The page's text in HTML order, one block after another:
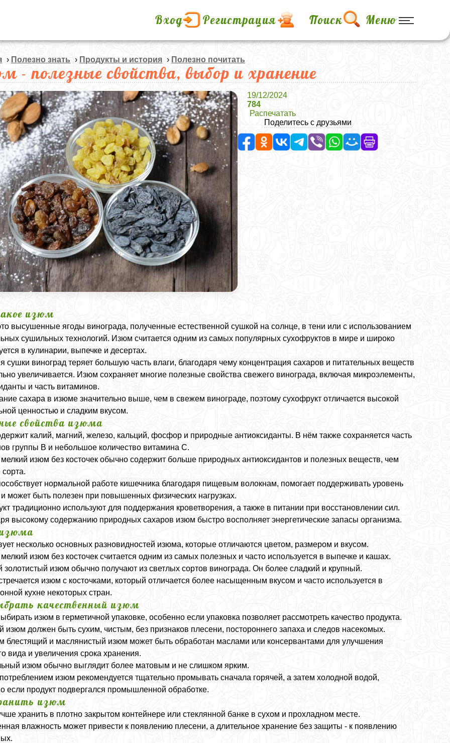
Вход Регистрация Поиск Меню
› Полезно знать › Продукты и история › Полезно почитать
- полезные свойства, выбор и хранение
19/12/2024
784
Распечатать
Поделитесь с друзьями
изюм
высушенные ягоды винограда, полученные естественной сушкой на солнце, в тени или с использованием
сушильных технологий. Изюм считается одним из самых популярных сухофруктов в мире и широко
в кулинарии, выпечке и десертах.
сушки виноград теряет большую часть влаги, благодаря чему концентрация сахаров и питательных веществ
увеличивается. Изюм сохраняет многие полезные свойства свежего винограда, включая микроэлементы,
и часть витаминов.
сахара в изюме значительно выше, чем в свежем винограде, поэтому сухофрукт отличается высокой
ценностью и сладким вкусом.
свойства изюма
калий, магний, железо, кальций, фосфор и природные антиоксиданты. В нём также сохраняется часть
группы B и небольшое количество витамина C.
изюм без косточек обычно содержит больше природных антиоксидантов и полезных веществ, чем
нормальной работе кишечника благодаря пищевым волокнам, помогает поддерживать уровень
и может быть полезен при повышенных физических нагрузках.
традиционно используют для поддержания кроветворения, а также в питании при восстановлении сил.
высокому содержанию природных сахаров изюм быстро восполняет энергетические запасы организма.
несколько основных разновидностей изюма, которые отличаются цветом, размером и вкусом.
изюм без косточек считается одним из самых полезных и часто используется в выпечке и кашах.
золотистый изюм обычно получают из светлых сортов винограда. Он более сладкий и крупный.
изюм с косточками, который отличается более насыщенным вкусом и часто используется в
кухне некоторых стран.
качественный изюм
изюм в герметичной упаковке, особенно если упаковка позволяет рассмотреть качество продукта.
изюм должен быть сухим, чистым, без признаков плесени, постороннего запаха и следов насекомых.
блестящий и маслянистый изюм может быть обработан маслами или консервантами для улучшения
вида и увеличения срока хранения.
изюм обычно выглядит более матовым и не слишком ярким.
изюм рекомендуется тщательно промывать сначала горячей, а затем холодной водой,
если продукт подвергался промышленной обработке.
изюм
хранить в плотно закрытом контейнере или стеклянной банке в сухом и прохладном месте.
влажность может привести к появлению плесени, а длительное хранение без защиты - к появлению